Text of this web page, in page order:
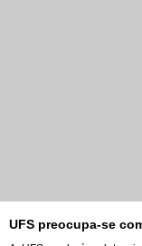
UFS preocupa-se